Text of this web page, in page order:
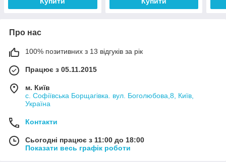
Про нас
100% позитивних з 13 відгуків за рік
Працює з 05.11.2015
м. Київ
с. Софіївська Борщагівка. вул. Боголюбова,8, Київ,
Україна
Контакти
Сьогодні працює з 11:00 до 18:00
Показати весь графік роботи